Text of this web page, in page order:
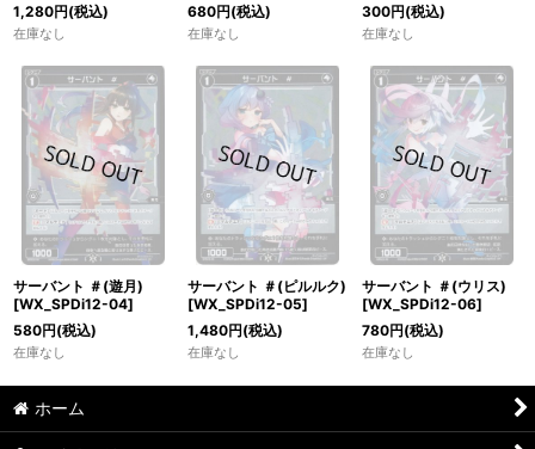
1,280円(税込)
在庫なし
680円(税込)
在庫なし
300円(税込)
在庫なし
サーバント ＃(遊月)
[WX_SPDi12-04]
580円(税込)
在庫なし
サーバント ＃(ピルルク)
[WX_SPDi12-05]
1,480円(税込)
在庫なし
サーバント ＃(ウリス)
[WX_SPDi12-06]
780円(税込)
在庫なし
ホーム